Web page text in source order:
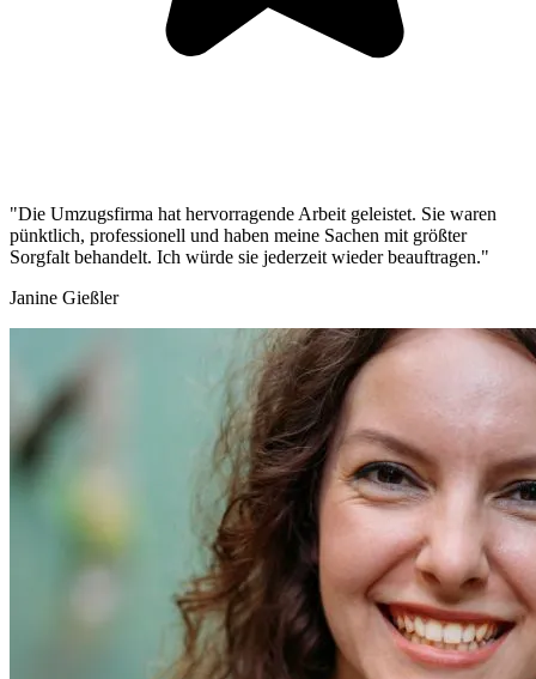
"Die Umzugsfirma hat hervorragende Arbeit geleistet. Sie waren
pünktlich, professionell und haben meine Sachen mit größter
Sorgfalt behandelt. Ich würde sie jederzeit wieder beauftragen."
Janine Gießler